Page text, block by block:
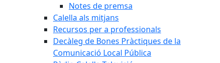
Notes de premsa
Calella als mitjans
Recursos per a professionals
Decàleg de Bones Pràctiques de la
Comunicació Local Pública